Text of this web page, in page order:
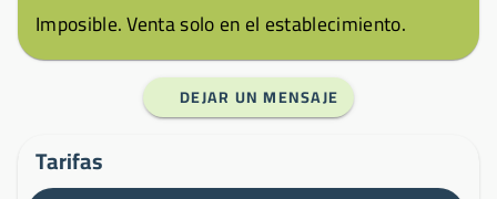
Imposible. Venta solo en el establecimiento.
DEJAR UN MENSAJE
Tarifas